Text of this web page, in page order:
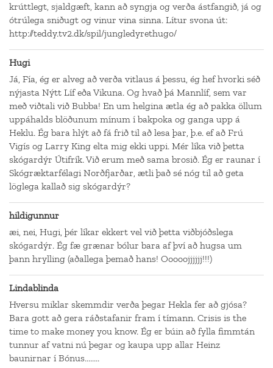
krúttlegt, sjaldgæft, kann að syngja og verða ástfangið, já og
ótrúlega sniðugt og vinur vina sinna. Lítur svona út:
http://teddy.tv2.dk/spil/jungledyrethugo/
Hugi
Já, Fía, ég er alveg að verða vitlaus á þessu, ég hef hvorki séð
nýjasta Nýtt Líf eða Vikuna. Og hvað þá Mannlíf, sem var
með viðtali við Bubba! En um helgina ætla ég að pakka öllum
uppáhalds blöðunum mínum í bakpoka og ganga upp á
Heklu. Ég bara hlýt að fá frið til að lesa þar, þ.e. ef að Frú
Vigís og Larry King elta mig ekki uppi. Mér líka við þetta
skógardýr Útifrík. Við erum með sama brosið. Ég er raunar í
Skógræktarfélagi Norðfjarðar, ætli það sé nóg til að geta
löglega kallað sig skógardýr?
hildigunnur
æi, nei, Hugi, þér líkar ekkert vel við þetta viðbjóðslega
skógardýr. Ég fæ grænar bólur bara af því að hugsa um
þann hrylling (aðallega þemað hans! Ooooojjjjjj!!!)
Lindablinda
Hversu miklar skemmdir verða þegar Hekla fer að gjósa?
Bara gott að gera ráðstafanir fram í tímann. Crisis is the
time to make money you know. Ég er búin að fylla fimmtán
tunnur af vatni nú þegar og kaupa upp allar Heinz
baunirnar í Bónus........